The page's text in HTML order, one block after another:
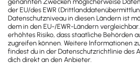
Newsletter abonnieren
Passende Themen
Mahnung